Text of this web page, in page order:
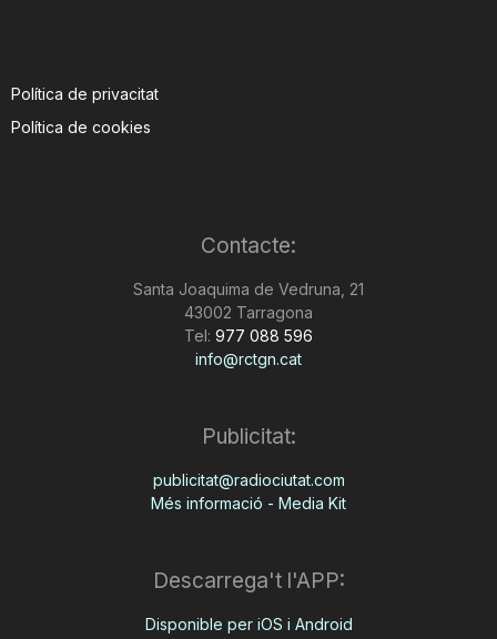
Política de privacitat
Política de cookies
Contacte:
Santa Joaquima de Vedruna, 21
43002 Tarragona
Tel: 977 088 596
info@rctgn.cat
Publicitat:
publicitat@radiociutat.com
Més informació - Media Kit
Descarrega't l'APP:
Disponible per iOS i Android